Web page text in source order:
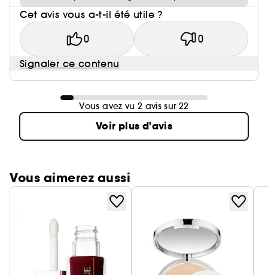
Cet avis vous a-t-il été utile ?
0 0
Signaler ce contenu
Vous avez vu 2 avis sur 22
Voir plus d'avis
Vous aimerez aussi